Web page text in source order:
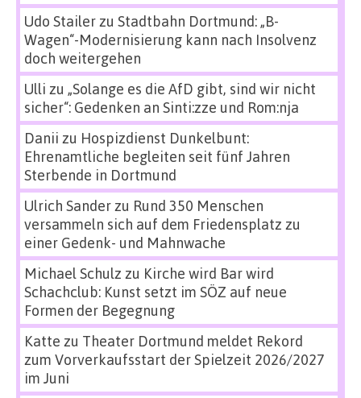
Udo Stailerzu Stadtbahn Dortmund: „B-
Wagen“-Modernisierung kann nach Insolvenz
doch weitergehen
Ulli zu „Solange es die AfD gibt, sind wir nicht
sicher“: Gedenken an Sinti:zze und Rom:nja
Danii zu Hospizdienst Dunkelbunt:
Ehrenamtliche begleiten seit fünf Jahren
Sterbende in Dortmund
Ulrich Sanderzu Rund 350 Menschen
versammeln sich auf dem Friedensplatz zu
einer Gedenk- und Mahnwache
Michael Schulz zu Kirche wird Bar wird
Schachclub: Kunst setzt im SÖZ auf neue
Formen der Begegnung
Katte zu Theater Dortmund meldet Rekord
zum Vorverkaufsstart der Spielzeit 2026/2027
im Juni